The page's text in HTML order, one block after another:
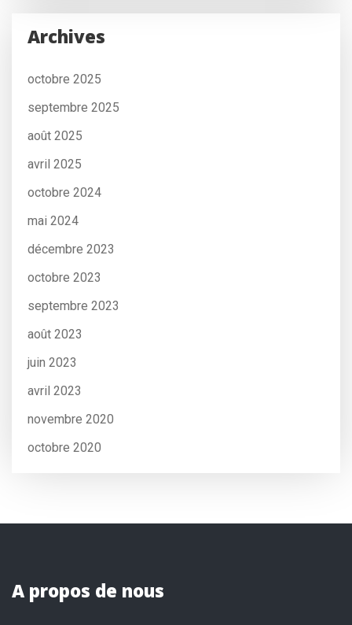
Archives
octobre 2025
septembre 2025
août 2025
avril 2025
octobre 2024
mai 2024
décembre 2023
octobre 2023
septembre 2023
août 2023
juin 2023
avril 2023
novembre 2020
octobre 2020
A propos de nous